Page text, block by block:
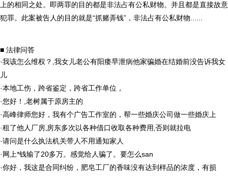
上的相同之处。即两罪的目的都是非法占有公私财物。并且都是直接故意
犯罪。此案被告人的目的就是“抓赌弄钱”，非法占有公私财物......
■ 法律问答
·我该怎么维权？,我女儿老公有阳痿早泄病他家骗婚在结婚前没告诉我女
儿
·本地工伤，跨省鉴定，跨省工作单位，
·您好！,老树属于原房主的
·高峰律师您好，我有个广告工作室的，帮一些婚庆公司做一些婚庆上
·租了他人厂房‚房东多次以各种借口收取各种费用‚否则就拉电
·请问是什么执法机关带人不用通知家人
·网上*钱输了20多万。感觉给人骗了。要怎么san
·你好，我这是合同纠纷，肥皂工厂的香味没有达到样品的浓度，有损